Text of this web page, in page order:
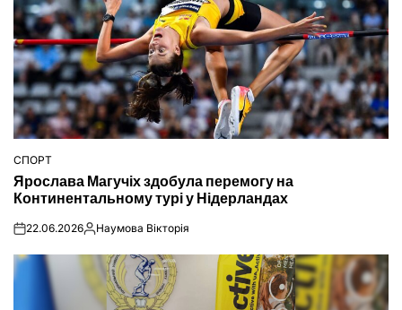
ОПУБЛІКУВАТИ
У
СПОРТ
Ярослава Магучіх здобула перемогу на
Континентальному турі у Нідерландах
on22.06.2026Опубліковано
Наумова Вікторія